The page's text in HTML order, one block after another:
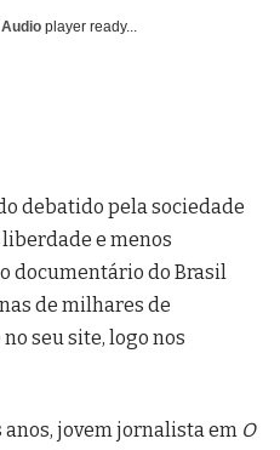
player ready...
debatido pela sociedade
e menos
documentário do Brasil
de milhares de
seu site, logo nos
jovem jornalista em O